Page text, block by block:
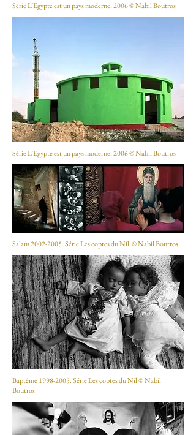
Série L’Egypte est un pays moderne! 2006 © Nabil Boutros​
Série L’Egypte est un pays moderne! 2006 © Nabil Boutros
Salam2002-2005. Série Les coptes du Nil © Nabil Boutros
Baptême1998-2005. Série Les coptes du Nil © Nabil
Boutros